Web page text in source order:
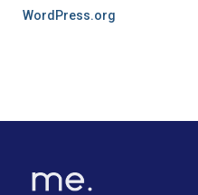
WordPress.org